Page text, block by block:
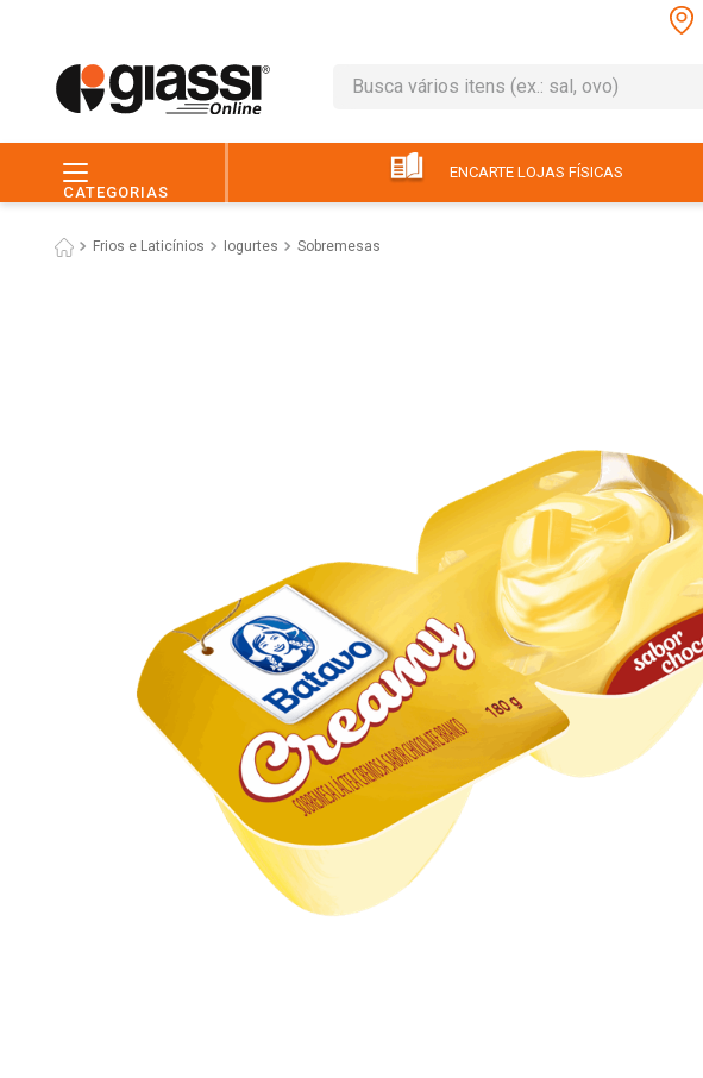
Busca vários itens (ex.: sal, ovo)
CATEGORIAS
ENCARTE LOJAS FÍSICAS
Frios e Laticínios Iogurtes Sobremesas
café
3º
iogurte